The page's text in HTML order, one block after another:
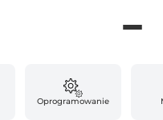
Oprogramowanie